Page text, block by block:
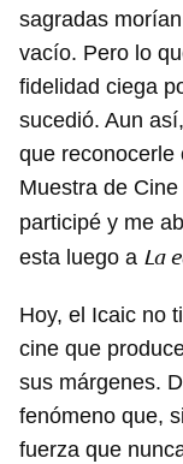
sagradas
vacío. Pero lo
fidelidad ciega
sucedió. Aun
que reconocerle
Muestra de
participé y me
esta luego a La
Hoy, el Icaic no
cine que
sus márgenes.
fenómeno que,
fuerza que